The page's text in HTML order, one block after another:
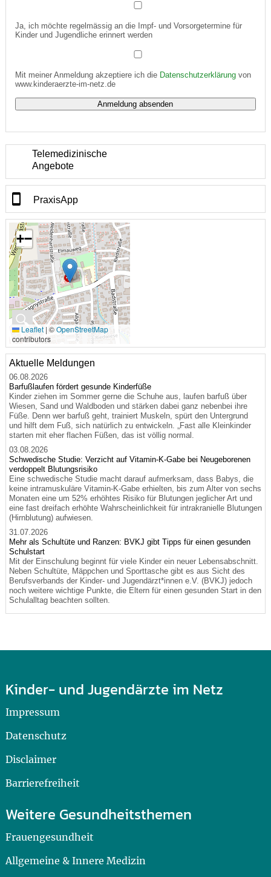
Ja, ich möchte regelmässig an die Impf- und Vorsorgetermine für
Kinder und Jugendliche erinnert werden
Mit meiner Anmeldung akzeptiere ich die Datenschutzerklärungvon
www.kinderaerzte-im-netz.de
Telemedizinische
Angebote
PraxisApp
🔍
+−
Leaflet | ©OpenStreetMap
contributors
Aktuelle Meldungen
06.08.2026
Barfußlaufen fördert gesunde Kinderfüße
Kinder ziehen im Sommer gerne die Schuhe aus, laufen barfuß über
Wiesen, Sand und Waldboden und stärken dabei ganz nebenbei ihre
Füße. Denn wer barfuß geht, trainiert Muskeln, spürt den Untergrund
und hilft dem Fuß, sich natürlich zu entwickeln. „Fast alle Kleinkinder
starten mit eher flachen Füßen, das ist völlig normal.
03.08.2026
Schwedische Studie: Verzicht auf Vitamin-K-Gabe bei Neugeborenen
verdoppelt Blutungsrisiko
Eine schwedische Studie macht darauf aufmerksam, dass Babys, die
keine intramuskuläre Vitamin-K-Gabe erhielten, bis zum Alter von sechs
Monaten eine um 52% erhöhtes Risiko für Blutungen jeglicher Art und
eine fast dreifach erhöhte Wahrscheinlichkeit für intrakranielle Blutungen
(Hirnblutung) aufwiesen.
31.07.2026
Mehr als Schultüte und Ranzen: BVKJ gibt Tipps für einen gesunden
Schulstart
Mit der Einschulung beginnt für viele Kinder ein neuer Lebensabschnitt.
Neben Schultüte, Mäppchen und Sporttasche gibt es aus Sicht des
Berufsverbands der Kinder- und Jugendärzt*innen e.V. (BVKJ) jedoch
noch weitere wichtige Punkte, die Eltern für einen gesunden Start in den
Schulalltag beachten sollten.
Kinder- und Jugendärzte im Netz
Impressum
Datenschutz
Disclaimer
Barrierefreiheit
Weitere Gesundheitsthemen
Frauengesundheit
Allgemeine & Innere Medizin